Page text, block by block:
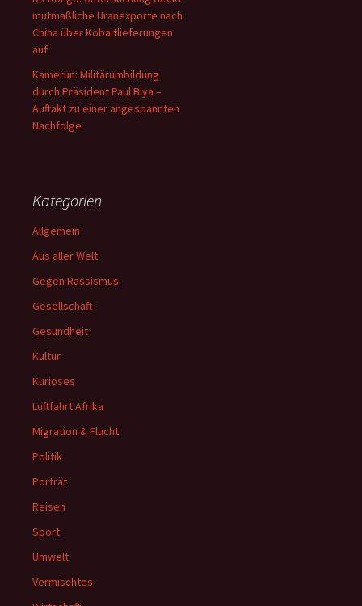
mutmaßliche Uranexporte nach
China über Kobaltlieferungen
auf
Kamerun: Militärumbildung
durch Präsident Paul Biya –
Auftakt zu einer angespannten
Nachfolge
Kategorien
Allgemein
Aus aller Welt
Gegen Rassismus
Gesellschaft
Gesundheit
Kultur
Kurioses
Luftfahrt Afrika
Migration & Flucht
Politik
Porträt
Reisen
Sport
Umwelt
Vermischtes